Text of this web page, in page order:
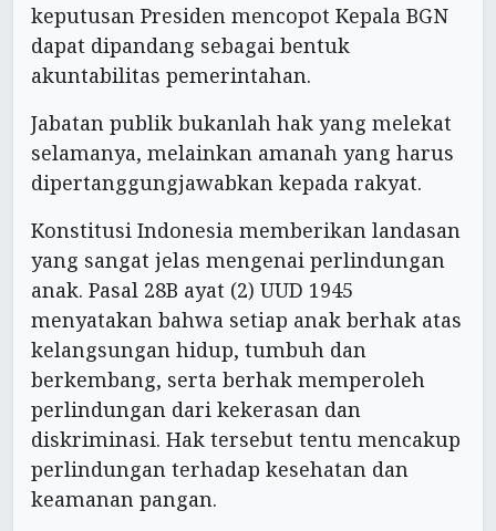
keputusan Presiden mencopot Kepala BGN
dapat dipandang sebagai bentuk
akuntabilitas pemerintahan.
Jabatan publik bukanlah hak yang melekat
selamanya, melainkan amanah yang harus
dipertanggungjawabkan kepada rakyat.
Konstitusi Indonesia memberikan landasan
yang sangat jelas mengenai perlindungan
anak. Pasal 28B ayat (2) UUD 1945
menyatakan bahwa setiap anak berhak atas
kelangsungan hidup, tumbuh dan
berkembang, serta berhak memperoleh
perlindungan dari kekerasan dan
diskriminasi. Hak tersebut tentu mencakup
perlindungan terhadap kesehatan dan
keamanan pangan.